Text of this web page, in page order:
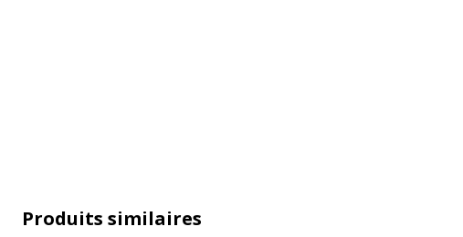
Produits similaires